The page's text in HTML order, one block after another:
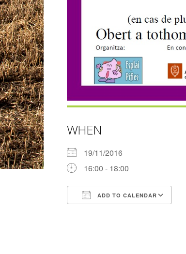
WHEN
19/11/2016
16:00 - 18:00
ADD TO CALENDAR